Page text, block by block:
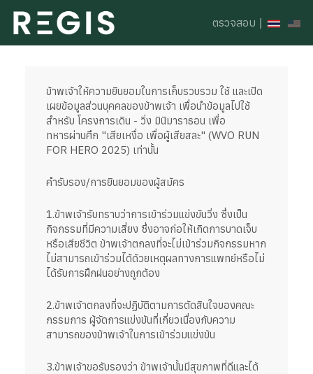
ตรวจสอบ
ข้าพเจ้าให้ความยินยอมในการเก็บรวบรวม ใช้ และเปิด
เผยข้อมูลส่วนบุคคลของข้าพเจ้า เพื่อนำข้อมูลไปใช้
สำหรับ โครงการเดิน - วิ่ง มินิมาราธอน เพื่อ
ทหารผ่านศึก "เสียเหงื่อ เพื่อผู้เสียสละ" (WVO RUN
FOR HERO 2025) เท่านั้น
คำรับรอง/การยินยอมของผู้สมัคร
1.ข้าพเจ้ารับทราบว่าการเข้าร่วมแข่งขันวิ่ง ซึ่งเป็น
กิจกรรมที่มีความเสี่ยง ซึ่งอาจก่อให้เกิดการบาดเจ็บ
หรือเสียชีวิต ข้าพเจ้าตกลงที่จะไม่เข้าร่วมกิจกรรมหาก
ไม่สามารถเข้าร่วมได้ด้วยเหตุผลทางการแพทย์หรือไม่
ได้รับการฝึกฝนอย่างถูกต้อง
2.ข้าพเจ้าตกลงที่จะปฏิบัติตามการตัดสินใจของคณะ
กรรมการ ผู้จัดการแข่งขันที่เกี่ยวเนื่องกับความ
สามารถของข้าพเจ้าในการเข้าร่วมแข่งข้น
3.ข้าพเจ้าขอรับรองว่า ข้าพเจ้านั้นมีสุขภาพที่ดีและได้